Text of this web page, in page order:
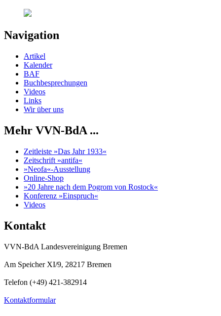
Navigation
Artikel
Kalender
BAF
Buchbesprechungen
Videos
Links
Wir über uns
Mehr VVN-BdA ...
Zeitleiste »Das Jahr 1933«
Zeitschrift »antifa«
»Neofa«-Ausstellung
Online-Shop
»20 Jahre nach dem Pogrom von Rostock«
Konferenz »Einspruch«
Videos
Kontakt
VVN-BdA Landesvereinigung Bremen
Am Speicher XI/9, 28217 Bremen
Telefon (+49) 421-382914
Kontaktformular